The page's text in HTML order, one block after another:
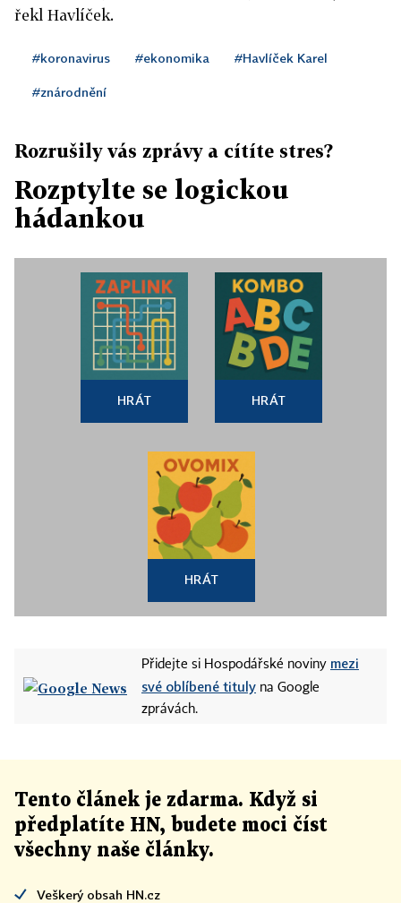
řekl Havlíček.
#koronavirus #ekonomika #Havlíček Karel
#znárodnění
Rozrušily vás zprávy a cítíte stres?
Rozptylte se logickou
hádankou
HRÁT HRÁT
HRÁT
Přidejte si Hospodářské noviny mezi
své oblíbené tituly na Google
zprávách.
Tento článek je zdarma. Když si
předplatíte HN, budete moci číst
všechny naše články.
Veškerý obsah HN.cz